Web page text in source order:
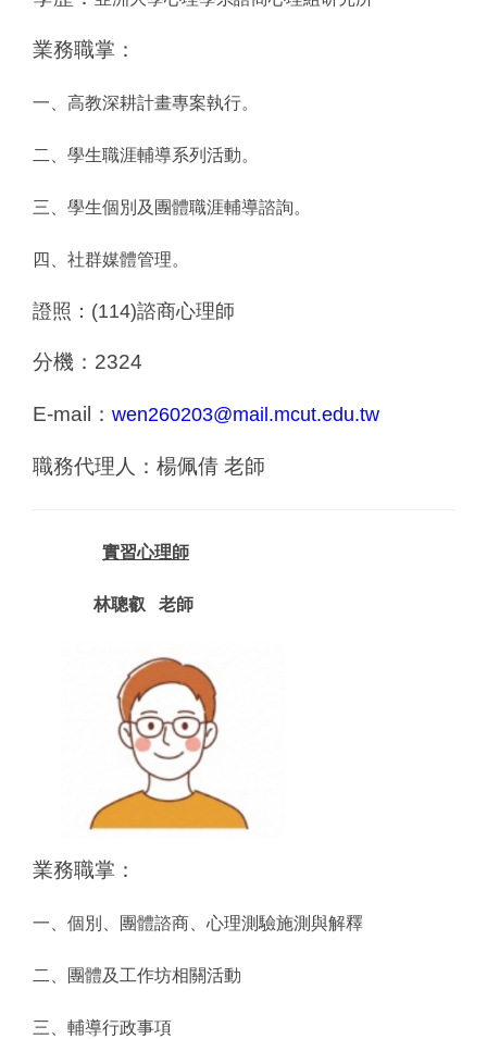
業務職掌：
一、高教深耕計畫專案執行。
二、學生職涯輔導系列活動。
三、學生個別及團體職涯輔導諮詢。
四、社群媒體管理。
證照：(114)諮商心理師
分機：2324
E-mail ： wen260203@mail.mcut.edu.tw
職務代理人：楊佩倩 老師
實習心理師
林聰叡 老師
業務職掌：
一、個別、團體諮商、心理測驗施測與解釋
二、團體及工作坊相關活動
三、輔導行政事項